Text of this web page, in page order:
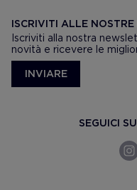
ISCRIVITI ALLE
Iscriviti alla nostra
novità e ricevere le
INVIARE
SEGUICI